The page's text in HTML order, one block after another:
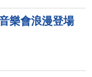
樂會浪漫登場